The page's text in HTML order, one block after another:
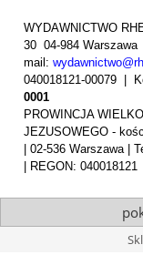
WYDAWNICTWO
30 04-984
mail:
040018121-00079 |
0001
PROWINCJA
JEZUSOWEGO -
| 02-536 Warszawa |
| REGON: 040018121